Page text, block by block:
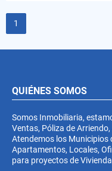
1
QUIÉNES SOMOS
Somos Inmobiliaria,
Ventas, Póliza de
Atendemos los Municipios
Apartamentos, Locales,
para proyectos de